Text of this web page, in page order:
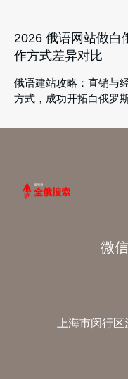
2026 俄语网站做白
作方式差异对比
俄语建站攻略：直销与
方式，成功开拓白俄罗斯
微
上海市闵行